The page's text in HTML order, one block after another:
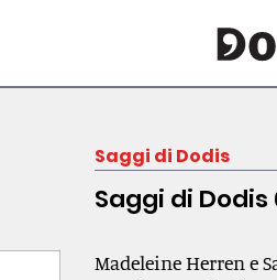
Saggi di Dodis
Saggi di Dodis
Madeleine Herren e